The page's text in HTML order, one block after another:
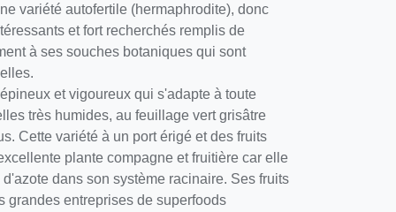
variété autofertile (hermaphrodite), donc
et fort recherchés remplis de
à ses souches botaniques qui sont
et vigoureux qui s'adapte à toute
très humides, au feuillage vert grisâtre
Cette variété à un port érigé et des fruits
plante compagne et fruitière car elle
dans son système racinaire. Ses
des grandes entreprises de superfoods